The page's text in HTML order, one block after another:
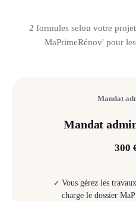
2 formules selon votre
MaPrimeRénov' pour
Mandat
Mandat
300
✓ Vous gérez les
charge le dossier